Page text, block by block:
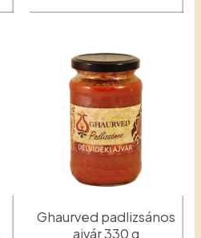
Ghaurved padlizsános
ajvár 330 g